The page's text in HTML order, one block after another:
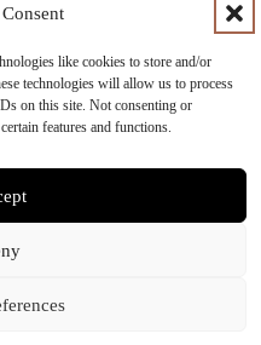
like cookies to store and/or
technologies will allow us to process
on this site. Not consenting or
features and functions.
av?